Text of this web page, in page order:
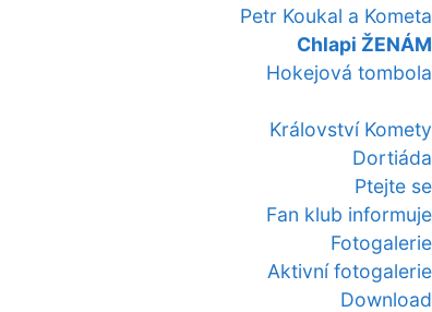
Petr Koukal a Kometa
Chlapi ŽENÁM
Hokejová tombola
Království Komety
Dortiáda
Ptejte se
Fan klub informuje
Fotogalerie
Aktivní fotogalerie
Download